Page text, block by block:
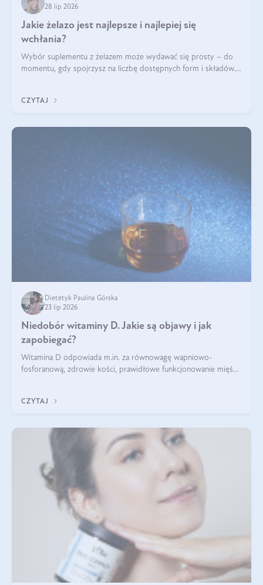
28 lip 2026
Jakie żelazo jest najlepsze i najlepiej się
wchłania?
Wybór suplementu z żelazem może wydawać się prosty – do
momentu, gdy spojrzysz na liczbę dostępnych form i składów.
zawierać suplement?
CZYTAJ
Dietetyk Paulina Górska
23 lip 2026
Niedobór witaminy D. Jakie są objawy i jak
zapobiegać?
Witamina D odpowiada m.in. za równowagę wapniowo-
fosforanową, zdrowie kości, prawidłowe funkcjonowanie mięśni
problemem.
CZYTAJ